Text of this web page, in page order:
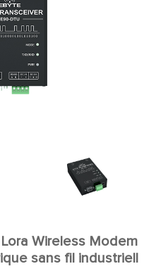
Wireless Modem
sans fil industriell